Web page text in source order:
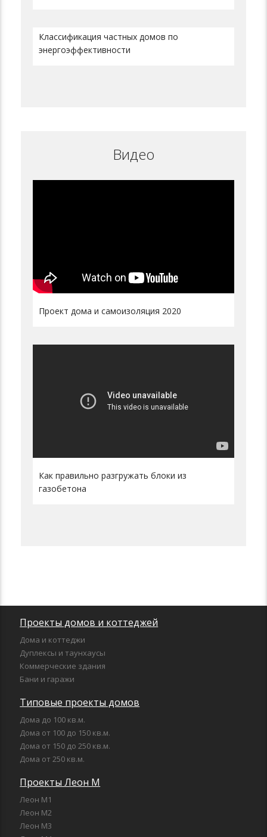
Классификация частных домов по
энергоэффективности
Видео
Проект дома и самоизоляция 2020
Как правильно разгружать блоки из
газобетона
Проекты домов и коттеджей
Дома и коттеджи
Дуплексы и таунхаусы
Коммерческие здания
Бани и гаражи
Типовые проекты домов
Дома до 100 кв.м.
Дома от 100 до 150 кв.м.
Дома от 150 до 250 кв.м.
Дома от 250 кв.м.
Проекты Леон М
Леон М1
Леон М2
Леон М3